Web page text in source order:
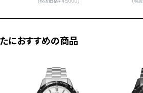
におすすめの商品